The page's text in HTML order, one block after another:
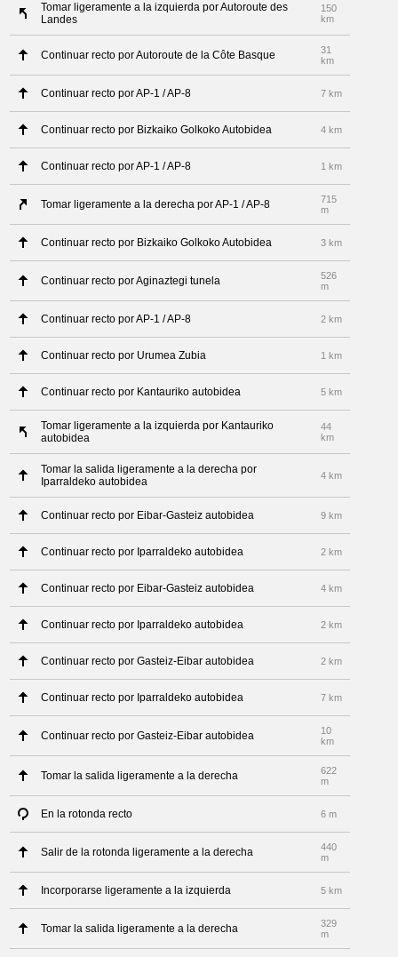
Tomar ligeramente a la izquierda por Autoroute des
Landes
150
km
Continuar recto por Autoroute de la Côte Basque
31
km
Continuar recto por AP-1 / AP-8 7 km
Continuar recto por Bizkaiko Golkoko Autobidea 4 km
Continuar recto por AP-1 / AP-8 1 km
Tomar ligeramente a la derecha por AP-1 / AP-8
715
m
Continuar recto por Bizkaiko Golkoko Autobidea 3 km
Continuar recto por Aginaztegi tunela
526
m
Continuar recto por AP-1 / AP-8 2 km
Continuar recto por Urumea Zubia 1 km
Continuar recto por Kantauriko autobidea 5 km
Tomar ligeramente a la izquierda por Kantauriko
autobidea
44
km
Tomar la salida ligeramente a la derecha por
Iparraldeko autobidea
4 km
Continuar recto por Eibar-Gasteiz autobidea 9 km
Continuar recto por Iparraldeko autobidea 2 km
Continuar recto por Eibar-Gasteiz autobidea 4 km
Continuar recto por Iparraldeko autobidea 2 km
Continuar recto por Gasteiz-Eibar autobidea 2 km
Continuar recto por Iparraldeko autobidea 7 km
Continuar recto por Gasteiz-Eibar autobidea
10
km
Tomar la salida ligeramente a la derecha
622
m
En la rotonda recto 6 m
Salir de la rotonda ligeramente a la derecha
440
m
Incorporarse ligeramente a la izquierda 5 km
Tomar la salida ligeramente a la derecha
329
m